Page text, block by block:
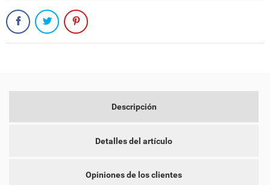
Descripción
Detalles del artículo
Opiniones de los clientes
MI LISTA DE DESEOS
add_circle_outlineCREAR NUEVA LISTA
NOMBRE DE LA LISTA DE DESEOS
CANCELAR CREAR LISTA DE DESEOS
DEBE INICIAR SESIÓN PARA GUARDAR PRODUCTOS EN SU
LISTA DE DESEOS.